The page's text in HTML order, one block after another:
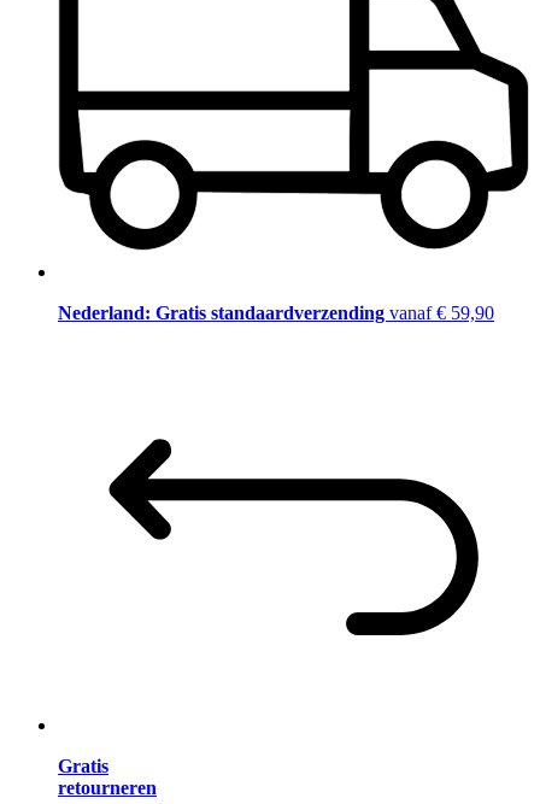
Nederland: Gratis standaardverzending vanaf € 59,90
Gratis
retourneren